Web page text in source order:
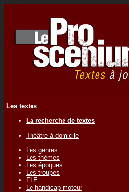
Les textes
La recherche de textes
Théâtre à domicile
Les genres
Les thèmes
Les époques
Les troupes
FLE
Le handicap moteur